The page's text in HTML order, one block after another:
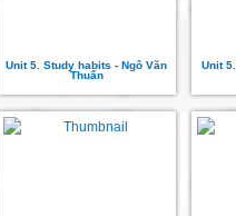
Unit 5. Study habits - Ngô Văn
Thuấn
Unit